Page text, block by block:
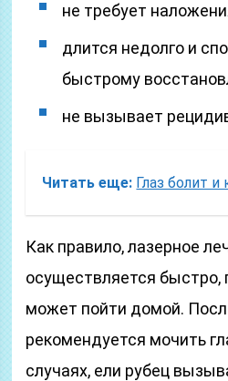
не требует
длится недолго и
быстрому
не вызывает
Читать еще: Глаз болит и
Как правило, лазерное
осуществляется быстро,
может пойти домой.
рекомендуется мочить
случаях, ели рубец